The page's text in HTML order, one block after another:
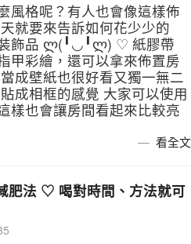
風格呢？有人也會像這樣佈
就要來告訴如何花少少的
裝飾品 ლ(╹◡╹ლ) ♡ 紙膠帶
甲彩繪，還可以拿來佈置房
成壁紙也很好看又獨一無二
成相框的感覺 大家可以使用
樣也會讓房間看起來比較亮
看全文
肥法 ♡ 喝對時間、方法就可